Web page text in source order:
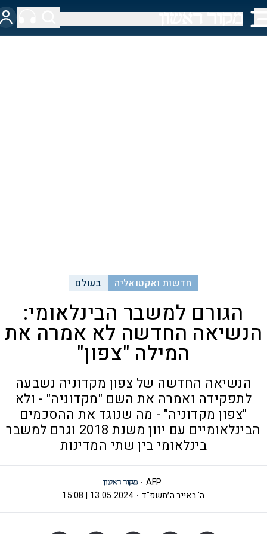
חדשות ואקטואליה בעולם
הגורם למשבר הבינלאומי:
הנשיאה החדשה לא אמרה את
המילה "צפון"
הנשיאה החדשה של צפון מקדוניה נשבעה
לתפקידה ואמרה את השם "מקדוניה" - ולא
"צפון מקדוניה" - מה שנוגד את ההסכמים
הבינלאומיים עם יוון משנת 2018 וגרם למשבר
בינלאומי בין שתי המדינות
AFP
ה' באייר ה׳תשפ"ד
13.05.2024 | 15:08